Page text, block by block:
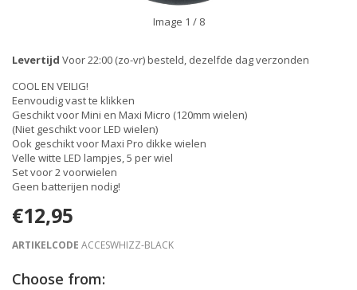
Image 1 / 8
Levertijd Voor 22:00 (zo-vr) besteld, dezelfde dag verzonden
COOL EN VEILIG!
Eenvoudig vast te klikken
Geschikt voor Mini en Maxi Micro (120mm wielen)
(Niet geschikt voor LED wielen)
Ook geschikt voor Maxi Pro dikke wielen
Velle witte LED lampjes, 5 per wiel
Set voor 2 voorwielen
Geen batterijen nodig!
€12,95
ARTIKELCODE ACCESWHIZZ-BLACK
Choose from: